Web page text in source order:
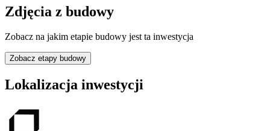
Zdjęcia z budowy
Zobacz na jakim etapie budowy jest ta inwestycja
Zobacz etapy budowy
Lokalizacja inwestycji